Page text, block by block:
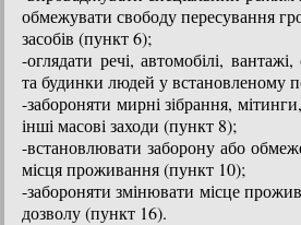
обмежувати свободу пересування
засобів (пункт 6);
-оглядати речі, автомобілі,
та будинки людей у встановленому
-забороняти мирні зібрання,
інші масові заходи (пункт 8);
-встановлювати заборону або
місця проживання (пункт 10);
-забороняти змінювати місце
дозволу (пункт 16).